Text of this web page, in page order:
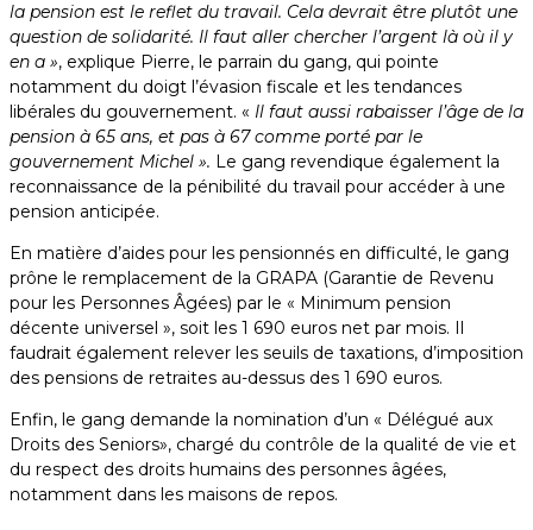
la pension est le reflet du travail. Cela devrait être plutôt une
question de solidarité. Il faut aller chercher l’argent là où il y
en a », explique Pierre, le parrain du gang, qui pointe
notamment du doigt l’évasion fiscale et les tendances
libérales du gouvernement. « Il faut aussi rabaisser l’âge de la
pension à 65 ans, et pas à 67 comme porté par le
gouvernement Michel ». Le gang revendique également la
reconnaissance de la pénibilité du travail pour accéder à une
pension anticipée.
En matière d’aides pour les pensionnés en difficulté, le gang
prône le remplacement de la GRAPA (Garantie de Revenu
pour les Personnes Âgées) par le « Minimum pension
décente universel », soit les 1 690 euros net par mois. Il
faudrait également relever les seuils de taxations, d’imposition
des pensions de retraites au-dessus des 1 690 euros.
Enfin, le gang demande la nomination d’un « Délégué aux
Droits des Seniors», chargé du contrôle de la qualité de vie et
du respect des droits humains des personnes âgées,
notamment dans les maisons de repos.